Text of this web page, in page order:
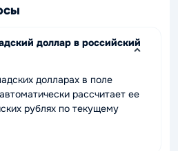
доллар в российский
долларах в поле
рассчитает ее
рублях по текущему